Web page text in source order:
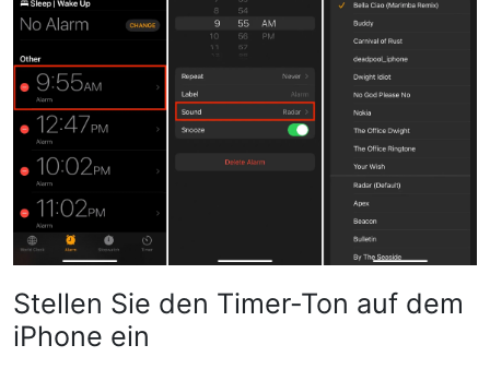
Stellen Sie den Timer-Ton auf dem
iPhone ein